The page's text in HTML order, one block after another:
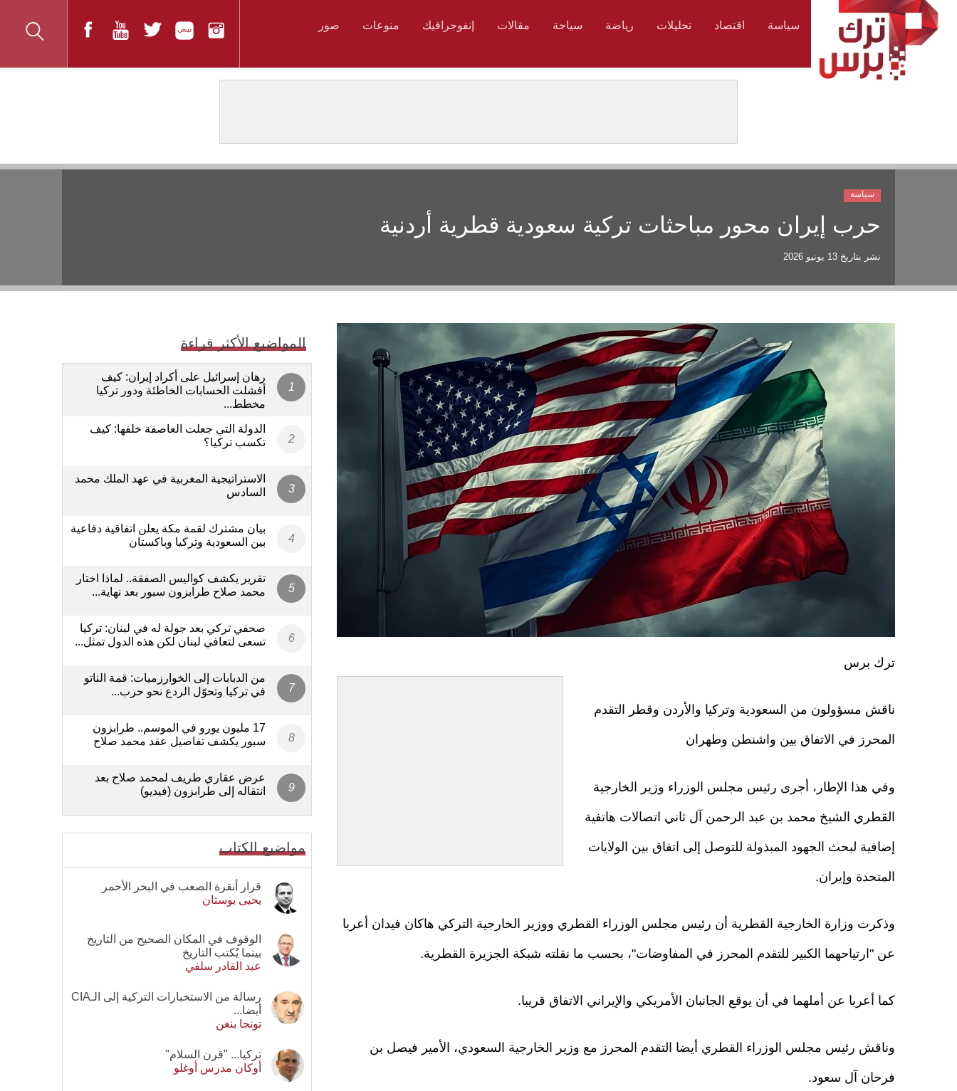
سياسة اقتصاد تحليلات رياضة سياحة مقالات إنفوجرافيك منوعات صور
حرب إيران محور مباحثات تركية سعودية قطرية أردنية
نشر بتاريخ 13 يونيو 2026
سياسة
ترك برس
ناقش مسؤولون من السعودية وتركيا والأردن وقطر التقدم
المحرز في الاتفاق بين واشنطن وطهران
وفي هذا الإطار، أجرى رئيس مجلس الوزراء وزير الخارجية
القطري الشيخ محمد بن عبد الرحمن آل ثاني اتصالات هاتفية
إضافية لبحث الجهود المبذولة للتوصل إلى اتفاق بين الولايات
المتحدة وإيران.
وذكرت وزارة الخارجية القطرية أن رئيس مجلس الوزراء القطري ووزير الخارجية التركي هاكان فيدان أعربا
عن "ارتياحهما الكبير للتقدم المحرز في المفاوضات"، بحسب ما نقلته شبكة الجزيرة القطرية.
كما أعربا عن أملهما في أن يوقع الجانبان الأمريكي والإيراني الاتفاق قريبا.
وناقش رئيس مجلس الوزراء القطري أيضا التقدم المحرز مع وزير الخارجية السعودي، الأمير فيصل بن
فرحان آل سعود.
المواضيع الأكثر قراءة
رهان إسرائيل على أكراد إيران: كيف
أفشلت الحسابات الخاطئة ودور تركيا
مخطط...
الدولة التي جعلت العاصفة خلفها: كيف
تكسب تركيا؟
الاستراتيجية المغربية في عهد الملك محمد
السادس
بيان مشترك لقمة مكة يعلن اتفاقية دفاعية
بين السعودية وتركيا وباكستان
تقرير يكشف كواليس الصفقة.. لماذا اختار
محمد صلاح طرابزون سبور بعد نهاية...
صحفي تركي بعد جولة له في لبنان: تركيا
تسعى لتعافي لبنان لكن هذه الدول تمثل...
من الدبابات إلى الخوارزميات: قمة الناتو
في تركيا وتحوّل الردع نحو حرب...
17 مليون يورو في الموسم.. طرابزون
سبور يكشف تفاصيل عقد محمد صلاح
عرض عقاري طريف لمحمد صلاح بعد
انتقاله إلى طرابزون (فيديو)
مواضيع الكتاب
قرار أنقرة الصعب في البحر الأحمر
يحيى بوستان
الوقوف في المكان الصحيح من التاريخ
بينما يُكتب التاريخ
عبد القادر سلفي
رسالة من الاستخبارات التركية إلى الـCIA
أيضا...
تونجا بنغن
تركيا... "قرن السلام"
أوكان مدرس أوغلو